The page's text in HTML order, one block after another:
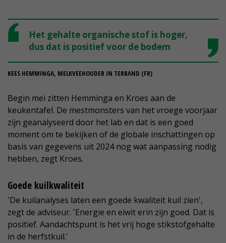
Het gehalte organische stof is hoger,
dus dat is positief voor de bodem
KEES HEMMINGA, MELKVEEHOUDER IN TERBAND (FR)
Begin mei zitten Hemminga en Kroes aan de
keukentafel. De mestmonsters van het vroege voorjaar
zijn geanalyseerd door het lab en dat is een goed
moment om te bekijken of de globale inschattingen op
basis van gegevens uit 2024 nog wat aanpassing nodig
hebben, zegt Kroes.
Goede kuilkwaliteit
'De kuilanalyses laten een goede kwaliteit kuil zien',
zegt de adviseur. 'Energie en eiwit erin zijn goed. Dat is
positief. Aandachtspunt is het vrij hoge stikstofgehalte
in de herfstkuil.'